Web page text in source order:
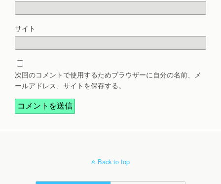
サイト
次回のコメントで使用するためブラウザーに自分の名前、メ
ールアドレス、サイトを保存する。
Back to top